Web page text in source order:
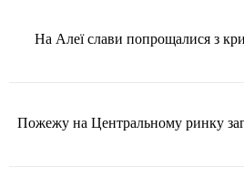
На Алеї слави попрощалися з
Пожежу на Центральному ринку